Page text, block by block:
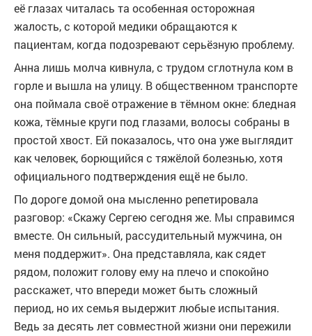
её глазах читалась та особенная осторожная
жалость, с которой медики обращаются к
пациентам, когда подозревают серьёзную проблему.
Анна лишь молча кивнула, с трудом сглотнула ком в
горле и вышла на улицу. В общественном транспорте
она поймала своё отражение в тёмном окне: бледная
кожа, тёмные круги под глазами, волосы собраны в
простой хвост. Ей показалось, что она уже выглядит
как человек, борющийся с тяжёлой болезнью, хотя
официального подтверждения ещё не было.
По дороге домой она мысленно репетировала
разговор: «Скажу Сергею сегодня же. Мы справимся
вместе. Он сильный, рассудительный мужчина, он
меня поддержит». Она представляла, как сядет
рядом, положит голову ему на плечо и спокойно
расскажет, что впереди может быть сложный
период, но их семья выдержит любые испытания.
Ведь за десять лет совместной жизни они пережили